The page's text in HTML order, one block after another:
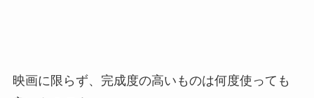
映画に限らず、完成度の高いものは何度使っても